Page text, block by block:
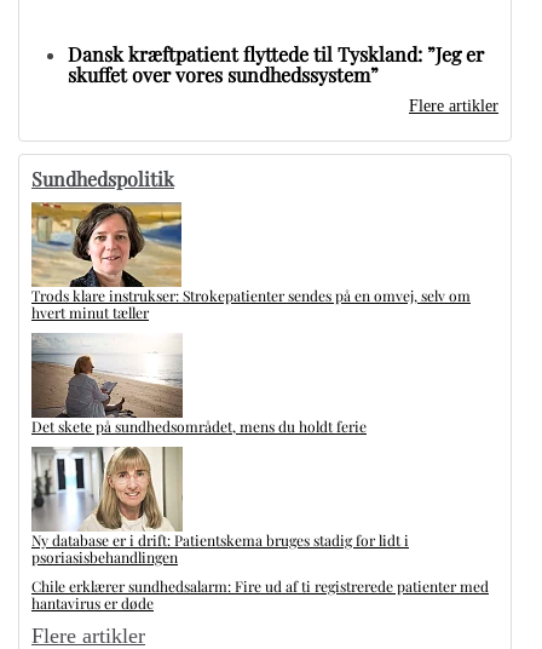
Dansk kræftpatient flyttede til Tyskland: ”Jeg er
skuffet over vores sundhedssystem”
Flere artikler
Sundhedspolitik
Trods klare instrukser: Strokepatienter sendes på en omvej, selv om
hvert minut tæller
Det skete på sundhedsområdet, mens du holdt ferie
Ny database er i drift: Patientskema bruges stadig for lidt i
psoriasisbehandlingen
Chile erklærer sundhedsalarm: Fire ud af ti registrerede patienter med
hantavirus er døde
Flere artikler